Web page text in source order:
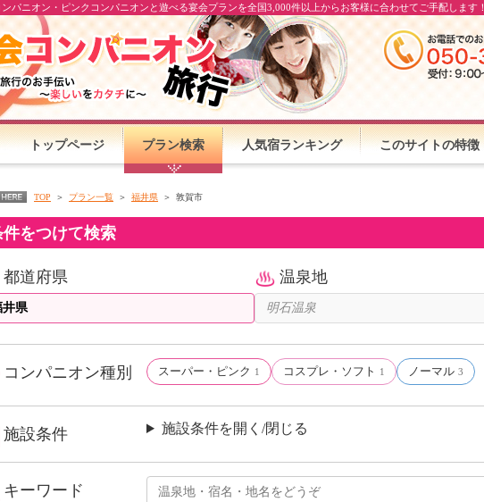
パニオン・ピンクコンパニオンと遊べる宴会プランを全国3,000件以上からお客様に合わせてご手配します！
トップページ プラン検索 人気宿ランキング このサイトの特徴
TOP プラン一覧 福井県 敦賀市
件をつけて検索
都道府県 温泉地
コンパニオン種別 スーパー・ピンク 1 コスプレ・ソフト 1 ノーマル 3
施設条件 施設条件を開く/閉じる
キーワード